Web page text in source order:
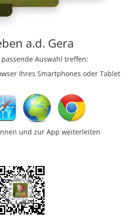
a.d. Gera
Auswahl treffen:
Ihres Smartphones oder Tablet
und zur App weiterleiten